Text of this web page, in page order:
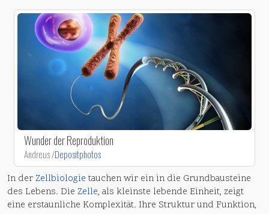
Wunder der Reproduktion
Andreus /Depositphotos
In derZellbiologie tauchen wir ein in die Grundbausteine
des Lebens. Die Zelle, als kleinste lebende Einheit, zeigt
eine erstaunliche Komplexität. Ihre Struktur und Funktion,